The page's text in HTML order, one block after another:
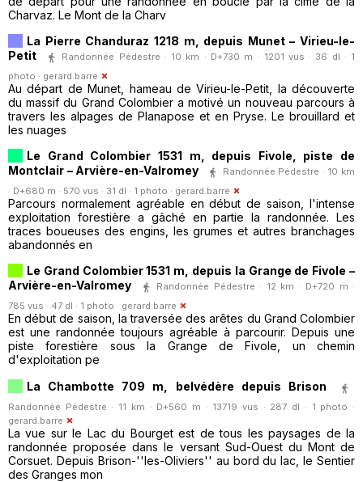
Charvaz. Le Mont de la Charv
La Pierre Chanduraz 1218 m, depuis Munet – Virieu-le-
Petit
Randonnée Pédestre · 10 km · D+730 m · 1201 vus · 36 dl · 1
photo · gerard.barre
Au départ de Munet, hameau de Virieu-le-Petit, la découverte
du massif du Grand Colombier a motivé un nouveau parcours à
travers les alpages de Planapose et en Pryse. Le brouillard et
les nuages
Le Grand Colombier 1531 m, depuis Fivole, piste de
Montclair – Arvière-en-Valromey
Randonnée Pédestre · 10 km
· D+680 m · 570 vus · 31 dl · 1 photo · gerard.barre
Parcours normalement agréable en début de saison, l'intense
exploitation forestière a gâché en partie la randonnée. Les
traces boueuses des engins, les grumes et autres branchages
abandonnés en
Le Grand Colombier 1531 m, depuis la Grange de Fivole –
Arvière-en-Valromey
Randonnée Pédestre · 12 km · D+720 m ·
785 vus · 47 dl · 1 photo · gerard.barre
En début de saison, la traversée des arêtes du Grand Colombier
est une randonnée toujours agréable à parcourir. Depuis une
piste forestière sous la Grange de Fivole, un chemin
d'exploitation pe
La Chambotte 709 m, belvédère depuis Brison
Randonnée Pédestre · 11 km · D+560 m · 13719 vus · 287 dl · 1 photo ·
gerard.barre
La vue sur le Lac du Bourget est de tous les paysages de la
randonnée proposée dans le versant Sud-Ouest du Mont de
Corsuet. Depuis Brison-''les-Oliviers'' au bord du lac, le Sentier
des Granges mon